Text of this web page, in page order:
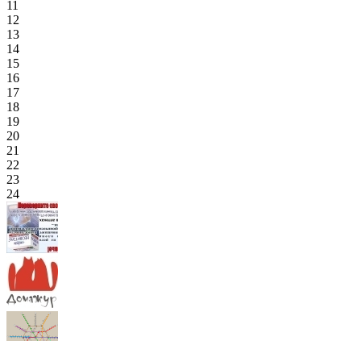
11
12
13
14
15
16
17
18
19
20
21
22
23
24